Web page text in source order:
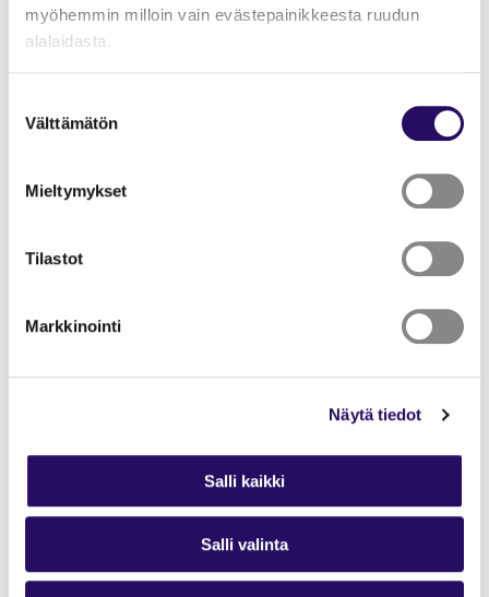
myöhemmin milloin vain evästepainikkeesta ruudun
alalaidasta.
Lue lisää sivustostamme ja evästeistä
valinta
Välttämätön
Mieltymykset
Tilastot
Markkinointi
Näytä tiedot
Salli kaikki
Salli valinta
liikennejärjestelyistä
Luola – Savilahden liikunta- ja tapahtumakeskus